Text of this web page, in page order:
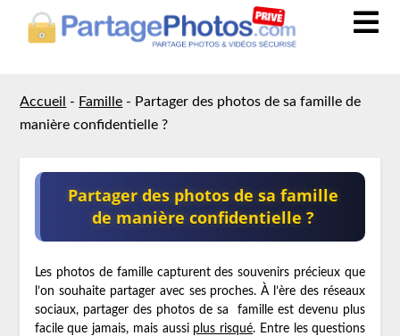
Accueil - Famille - Partager des photos de sa famille de
manière confidentielle ?
Partager des photos de sa famille
de manière confidentielle ?
Les photos de famille capturent des souvenirs précieux que
l’on souhaite partager avec ses proches. À l’ère des réseaux
sociaux, partager des photos de sa famille est devenu plus
facile que jamais, mais aussi plus risqué. Entre les questions